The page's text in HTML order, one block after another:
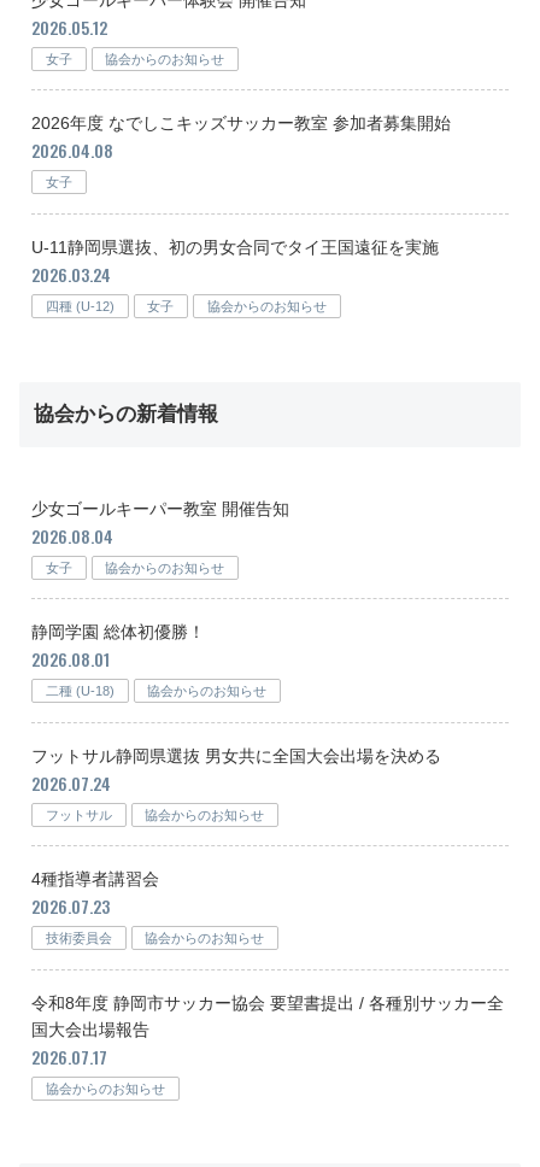
2026.05.12
女子 協会からのお知らせ
2026年度 なでしこキッズサッカー教室 参加者募集開始
2026.04.08
女子
U-11静岡県選抜、初の男女合同でタイ王国遠征を実施
2026.03.24
四種 (U-12) 女子 協会からのお知らせ
協会からの新着情報
少女ゴールキーパー教室 開催告知
2026.08.04
女子 協会からのお知らせ
静岡学園 総体初優勝！
2026.08.01
二種 (U-18) 協会からのお知らせ
フットサル静岡県選抜 男女共に全国大会出場を決める
2026.07.24
フットサル 協会からのお知らせ
4種指導者講習会
2026.07.23
技術委員会 協会からのお知らせ
令和8年度 静岡市サッカー協会 要望書提出 / 各種別サッカー全
国大会出場報告
2026.07.17
協会からのお知らせ